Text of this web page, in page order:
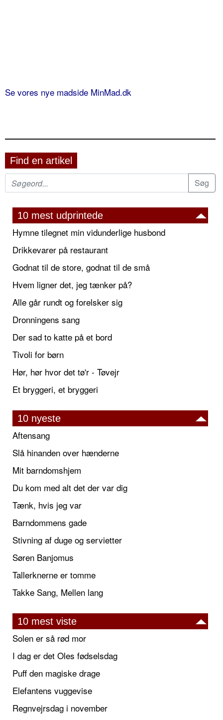
Se vores nye madside MinMad.dk
Find en artikel
10 mest udprintede
Hymne tilegnet min vidunderlige husbond
Drikkevarer på restaurant
Godnat til de store, godnat til de små
Hvem ligner det, jeg tænker på?
Alle går rundt og forelsker sig
Dronningens sang
Der sad to katte på et bord
Tivoli for børn
Hør, hør hvor det tø'r - Tøvejr
Et bryggeri, et bryggeri
10 nyeste
Aftensang
Slå hinanden over hænderne
Mit barndomshjem
Du kom med alt det der var dig
Tænk, hvis jeg var
Barndommens gade
Stivning af duge og servietter
Søren Banjomus
Tallerknerne er tomme
Takke Sang, Mellen lang
10 mest viste
Solen er så rød mor
I dag er det Oles fødselsdag
Puff den magiske drage
Elefantens vuggevise
Regnvejrsdag i november